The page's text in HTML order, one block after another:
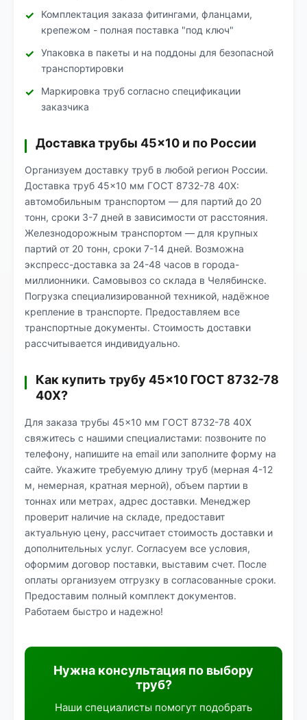
Комплектация заказа фитингами, фланцами,
крепежом - полная поставка "под ключ"
Упаковка в пакеты и на поддоны для безопасной
транспортировки
Маркировка труб согласно спецификации
заказчика
Доставка трубы 45×10 и по России
Организуем доставку труб в любой регион России.
Доставка труб 45×10 мм ГОСТ 8732-78 40Х:
автомобильным транспортом — для партий до 20
тонн, сроки 3-7 дней в зависимости от расстояния.
Железнодорожным транспортом — для крупных
партий от 20 тонн, сроки 7-14 дней. Возможна
экспресс-доставка за 24-48 часов в города-
миллионники. Самовывоз со склада в Челябинске.
Погрузка специализированной техникой, надёжное
крепление в транспорте. Предоставляем все
транспортные документы. Стоимость доставки
рассчитывается индивидуально.
Как купить трубу 45×10 ГОСТ 8732-78
40Х?
Для заказа трубы 45×10 мм ГОСТ 8732-78 40Х
свяжитесь с нашими специалистами: позвоните по
телефону, напишите на email или заполните форму на
сайте. Укажите требуемую длину труб (мерная 4-12
м, немерная, кратная мерной), объем партии в
тоннах или метрах, адрес доставки. Менеджер
проверит наличие на складе, предоставит
актуальную цену, рассчитает стоимость доставки и
дополнительных услуг. Согласуем все условия,
оформим договор поставки, выставим счет. После
оплаты организуем отгрузку в согласованные сроки.
Предоставим полный комплект документов.
Работаем быстро и надежно!
Нужна консультация по выбору
труб?
Наши специалисты помогут подобрать